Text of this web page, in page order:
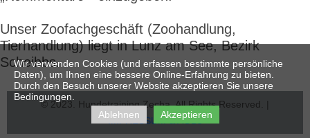
Unser Zoofachgeschäft (Zoohandlung,
Tierhandlung) liegt in Lunz am See, Bezirk
Scheibbs.
© 2023. Hundetraining Zecha. All Rights Reserved. |
IMPRESSUM & AGBs
Wir verwenden Cookies (und erfassen bestimmte persönliche
Daten), um Ihnen eine bessere Online-Erfahrung zu bieten.
Durch den Besuch unserer Website akzeptieren Sie unsere
Bedingungen.
Ablehnen
Akzeptieren